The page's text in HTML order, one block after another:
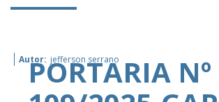
Autor: jefferson serrano
PORTARIA Nº